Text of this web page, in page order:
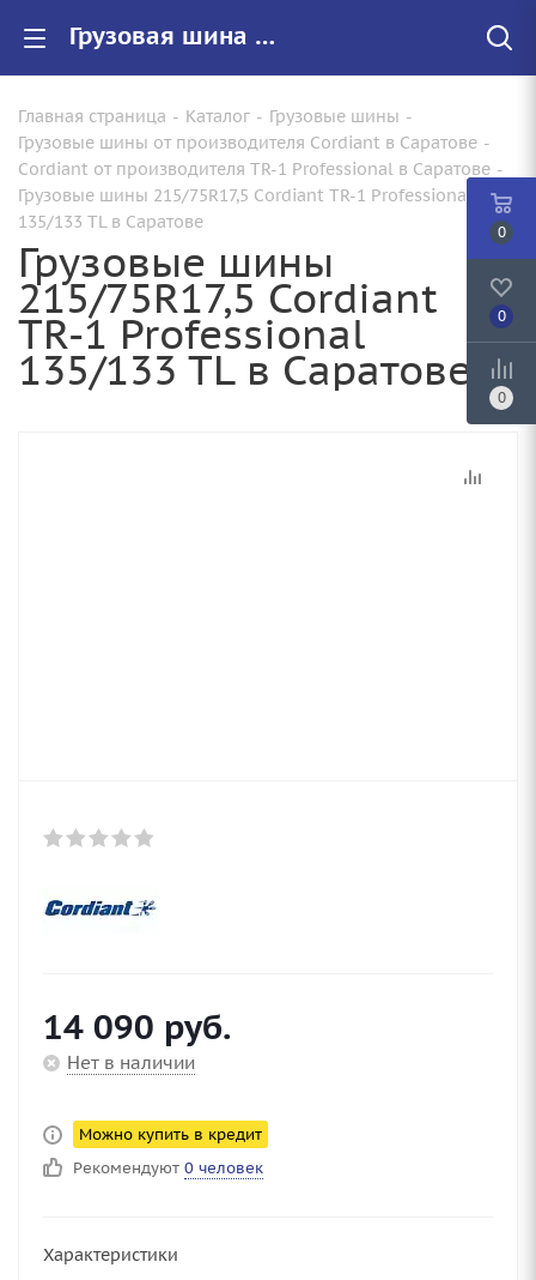
Грузовая шина 215/75R17,5 Cordiant TR-1 Professional 135/133 TL по цене от 14090.00 купить в Саратове с доставкой | Арт.: 0Ц-00001181 Товар ремикс
Главная страница - Каталог - Грузовые шины -
Грузовые шины от производителя Cordiant в Саратове -
Cordiant от производителя TR-1 Professional в Саратове -
Грузовые шины 215/75R17,5 Cordiant TR-1 Professional
135/133 TL в Саратове
Грузовые шины
215/75R17,5 Cordiant
TR-1 Professional
135/133 TL в Саратове
14 090 руб.
Нет в наличии
Можно купить в кредит
Рекомендуют 0 человек
Характеристики
0
0
0